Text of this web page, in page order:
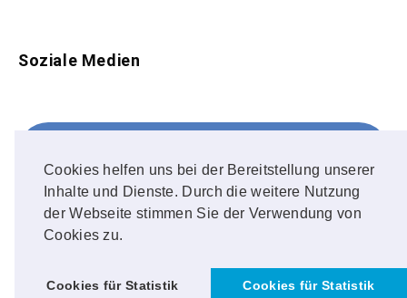
Cookies helfen uns bei der Bereitstellung unserer
Inhalte und Dienste. Durch die weitere Nutzung
der Webseite stimmen Sie der Verwendung von
Cookies zu.
Cookies für Statistik Cookies für Statistik
Soziale Medien
FOLLOW ME!
Instagram
OUR PHOTOS!